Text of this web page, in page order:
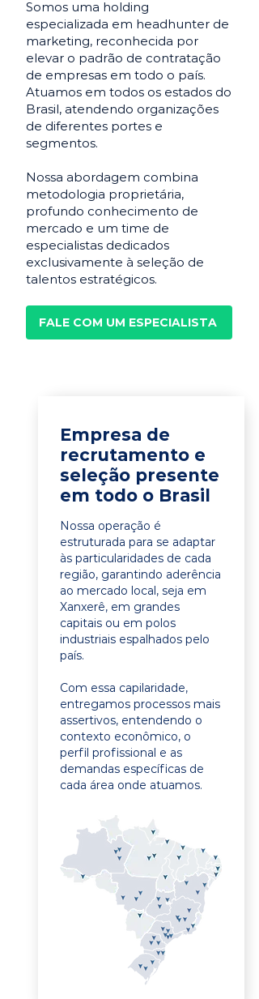
Somos uma holding
especializada em headhunter de
marketing, reconhecida por
elevar o padrão de contratação
de empresas em todo o país.
Atuamos em todos os estados do
Brasil, atendendo organizações
de diferentes portes e
segmentos.
Nossa abordagem combina
metodologia proprietária,
profundo conhecimento de
mercado e um time de
especialistas dedicados
exclusivamente à seleção de
talentos estratégicos.
FALE COM UM ESPECIALISTA
Empresa de
recrutamento e
seleção presente
em todo o Brasil
Nossa operação é
estruturada para se adaptar
às particularidades de cada
região, garantindo aderência
ao mercado local, seja em
Xanxerê, em grandes
capitais ou em polos
industriais espalhados pelo
país.
Com essa capilaridade,
entregamos processos mais
assertivos, entendendo o
contexto econômico, o
perfil profissional e as
demandas específicas de
cada área onde atuamos.